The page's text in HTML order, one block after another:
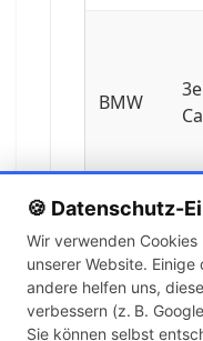
🍪 Datenschutz-
Wir verwenden
unserer Website.
andere helfen uns,
verbessern (z. B.
Sie können selbst
BMW
BMW